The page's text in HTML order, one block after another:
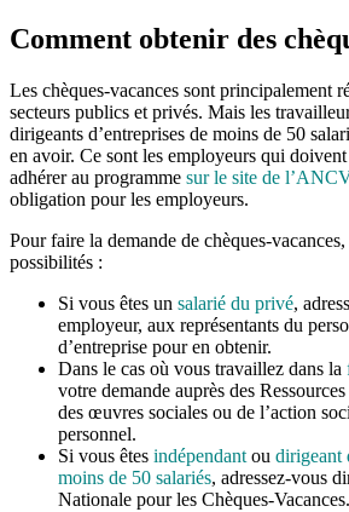
Comment obtenir des
Les chèques-vacances sont principalement
secteurs publics et privés. Mais les
dirigeants d’entreprises de moins de 50
en avoir. Ce sont les employeurs qui
adhérer au programme sur le site de l’ANCV
obligation pour les employeurs.
Pour faire la demande de chèques-
possibilités :
Si vous êtes un salarié du privé,
employeur, aux représentants du
d’entreprise pour en obtenir.
Dans le cas où vous travaillez dans la
votre demande auprès des
des œuvres sociales ou de l’action
personnel.
Si vous êtes indépendant ou dirigeant
moins de 50 salariés, adressez-vous
Nationale pour les Chèques-Vacances.